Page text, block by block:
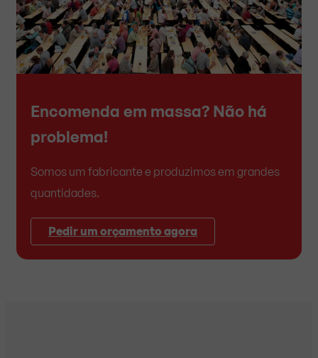
Encomenda em massa? Não há
problema!
Somos um fabricante e produzimos em grandes
quantidades.
Pedir um orçamento agora